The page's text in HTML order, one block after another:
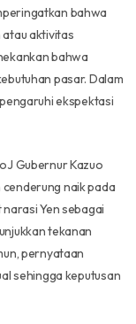
bahwa
aktivitas
bahwa
pasar. Dalam
ekspektasi
Gubernur Kazuo
naik pada
Yen sebagai
tekanan
pernyataan
sehingga keputusan